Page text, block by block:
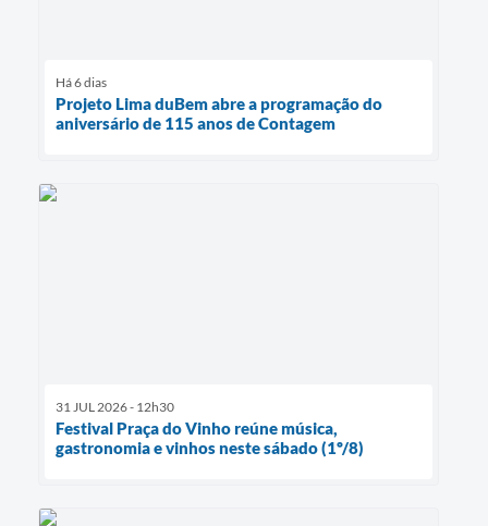
Há 6 dias
Projeto Lima duBem abre a programação do
aniversário de 115 anos de Contagem
31 JUL 2026 - 12h30
Festival Praça do Vinho reúne música,
gastronomia e vinhos neste sábado (1º/8)